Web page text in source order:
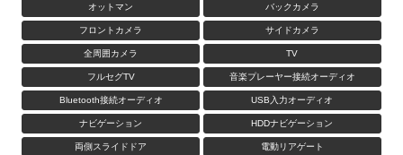
オットマン バックカメラ
フロントカメラ サイドカメラ
全周囲カメラ TV
フルセグTV 音楽プレーヤー接続オーディオ
Bluetooth接続オーディオ USB入力オーディオ
ナビゲーション HDDナビゲーション
両側スライドドア 電動リアゲート